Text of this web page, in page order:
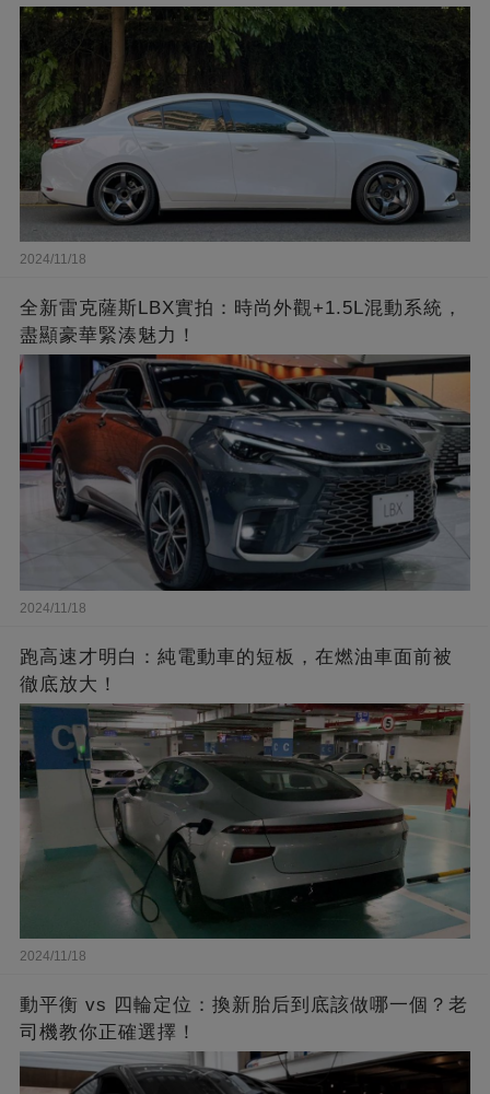
2024/11/18
全新雷克薩斯LBX實拍：時尚外觀+1.5L混動系統，
盡顯豪華緊湊魅力！
2024/11/18
跑高速才明白：純電動車的短板，在燃油車面前被
徹底放大！
2024/11/18
動平衡 vs 四輪定位：換新胎后到底該做哪一個？老
司機教你正確選擇！